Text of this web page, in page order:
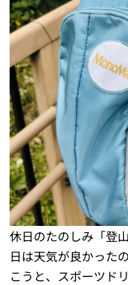
休日のたのしみ「登
日は天気が良かった
こうと、スポーツド